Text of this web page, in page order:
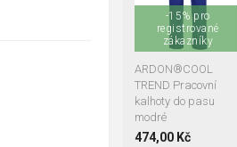
-15% pro
registrované
zákazníky
ARDON®COOL
TREND Pracovní
kalhoty do pasu
modré
474,00 Kč
46 48
50
54
56
58
60
62